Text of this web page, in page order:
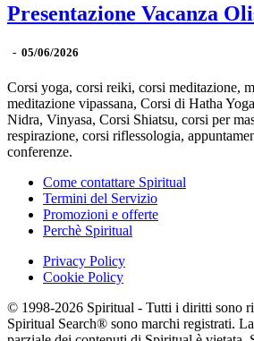
Presentazione Vacanza
- 05/06/2026
Corsi yoga, corsi reiki, corsi meditazione,
meditazione vipassana, Corsi di Hatha
Nidra, Vinyasa, Corsi Shiatsu, corsi per
respirazione, corsi riflessologia,
conferenze.
Come contattare Spiritual
Termini del Servizio
Promozioni e offerte
Perchè Spiritual
Privacy Policy
Cookie Policy
© 1998-2026 Spiritual - Tutti i diritti sono
Spiritual Search® sono marchi registrati.